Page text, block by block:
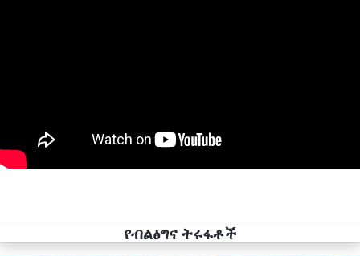
የብልፅግና ትሩፋቶች